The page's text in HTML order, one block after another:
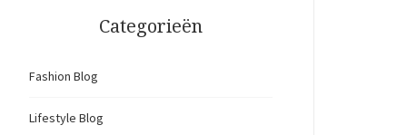
Categorieën
Fashion Blog
Lifestyle Blog